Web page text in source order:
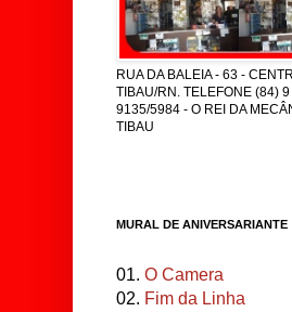
RUA DA BALEIA - 63 -
TIBAU/RN. TELEFONE (84) 9
9135/5984 - O REI DA
TIBAU
MURAL DE ANIVERSARIANTE
01. O Camera
02. Fim da Linha